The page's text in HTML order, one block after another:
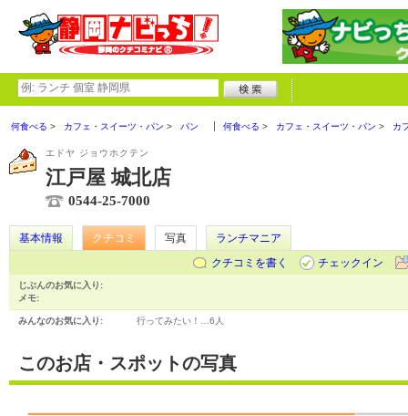
何食べる カフェ・スイーツ・パン パン 何食べる カフェ・スイーツ・パン カ
エドヤ ジョウホクテン
江戸屋 城北店
0544-25-7000
基本情報 クチコミ 写真
ランチマニア
クチコミを書く
チェックイン
じぶんのお気に入り:
メモ:
みんなのお気に入り: 行ってみたい！… 6人
このお店・スポットの写真